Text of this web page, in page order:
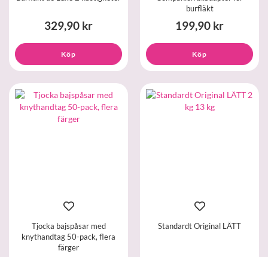
329,90 kr
Köp
burfläkt
199,90 kr
Köp
Tjocka bajspåsar med
knythandtag 50-pack, flera
färger
Standardt Original LÄTT